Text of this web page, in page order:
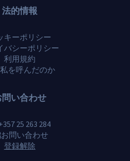
法的情報
キーポリシー
バシーポリシー
利用規約
を呼んだのか
問い合わせ
25 263 284
お問い合わせ
登録解除